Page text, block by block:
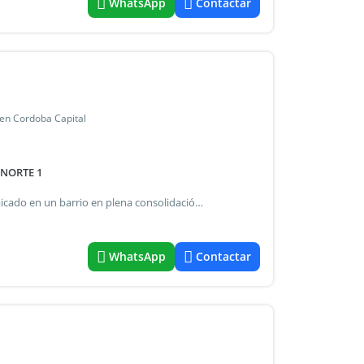
Cordoba Capital
1
Grupo forte vende dúplex a estrenar en barrio norte 1. Ubicado en un barrio en plena consolidación, con entorno residencial y excelente conectividad: a solo 5 minutos del villa allende shopping y 15 minutos del centro de córdoba capital. Características del inmueble: * 75 m² cubiertos sobre un lote de 180 m² * living comedor amplio y luminoso * cocina equipada con muebles a medida, anafe a gas y horno eléctrico empotrado * 2 habitaciones con placares empotrados e interiores completos * baño completo * cochera propia * quincho semi cerrado con asador * patio parquizado con pileta y solárium el barrio cuenta cuenta con control de ingreso y seguridad las 24 hs, ideal para quienes buscan tranquilidad y confort. Una propiedad moderna, funcional y lista para mudarse. ¡Coordiná tu visita con nosotros. Cpi 7364
WhatsApp Contactar